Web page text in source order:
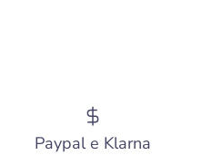
Paypal e Klarna